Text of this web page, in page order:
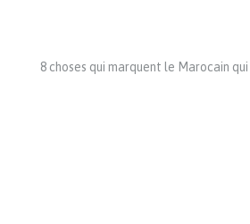
8 choses qui marquent le Marocain qui